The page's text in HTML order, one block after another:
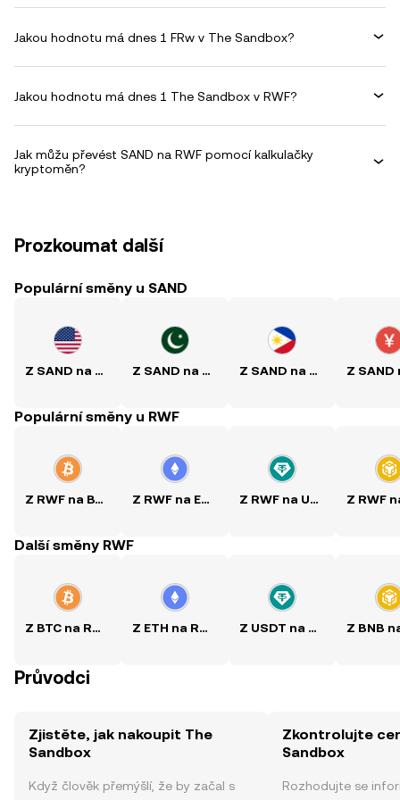
Jakou hodnotu má dnes 1 FRw v The Sandbox?
Jakou hodnotu má dnes 1 The Sandbox v RWF?
Jak můžu převést SAND na RWF pomocí kalkulačky
kryptoměn?
Prozkoumat další
Populární směny u SAND
Z SAND na USD Z SAND na PKR Z SAND na PHP
Populární směny u RWF
Z RWF na BTC Z RWF na ETH Z RWF na USDT
Další směny RWF
Z BTC na RWF Z ETH na RWF Z USDT na RWF
Průvodci
Zjistěte, jak nakoupit The
Sandbox
Když člověk přemýšlí, že by začal s
Zkontrolujte
Sandbox
Rozhodujte se